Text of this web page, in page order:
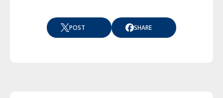
POST SHARE